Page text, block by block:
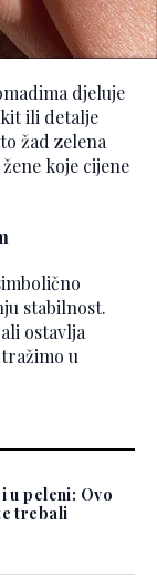
djeluje
ili detalje
žad zelena
koje cijene
stabilnost.
ostavlja
tražimo u
u peleni: Ovo
trebali